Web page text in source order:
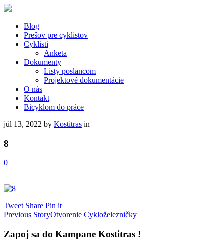
Blog
Prešov pre cyklistov
Cyklisti
Anketa
Dokumenty
Listy poslancom
Projektové dokumentácie
O nás
Kontakt
Bicyklom do práce
júl 13, 2022 by Kostitras in
8
0
Tweet Share Pin it
Previous StoryOtvorenie Cykloželezničky
Zapoj sa do Kampane Kostitras !